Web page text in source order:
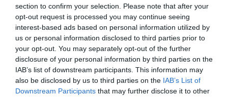
section to confirm your selection. Please note that after your
opt-out request is processed you may continue seeing
interest-based ads based on personal information utilized by
us or personal information disclosed to third parties prior to
your opt-out. You may separately opt-out of the further
disclosure of your personal information by third parties on the
IAB’s list of downstream participants. This information may
also be disclosed by us to third parties on the IAB’s List of
Downstream Participants that may further disclose it to other